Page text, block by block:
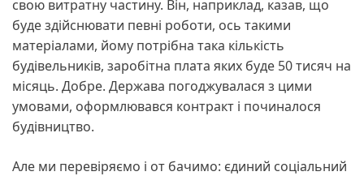
свою витратну частину. Він, наприклад, казав, що
буде здійснювати певні роботи, ось такими
матеріалами, йому потрібна така кількість
будівельників, заробітна плата яких буде 50 тисяч на
місяць. Добре. Держава погоджувалася з цими
умовами, оформлювався контракт і починалося
будівництво.
Але ми перевіряємо і от бачимо: єдиний соціальний